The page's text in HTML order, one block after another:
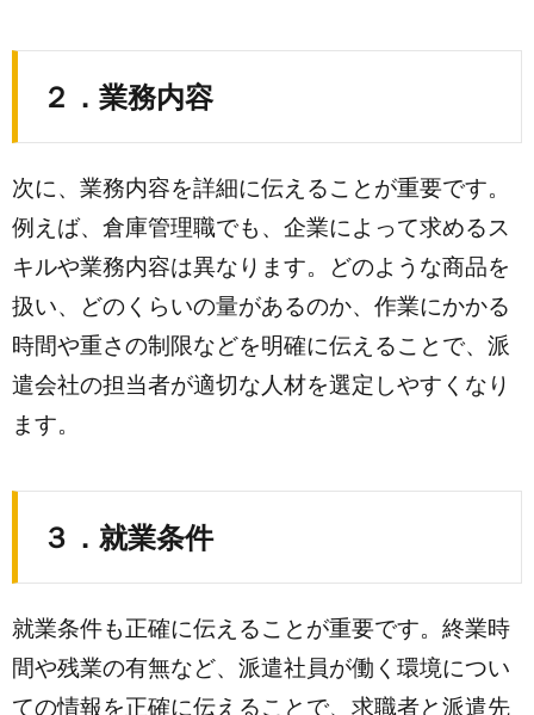
２．業務内容
次に、業務内容を詳細に伝えることが重要です。
例えば、倉庫管理職でも、企業によって求めるス
キルや業務内容は異なります。どのような商品を
扱い、どのくらいの量があるのか、作業にかかる
時間や重さの制限などを明確に伝えることで、派
遣会社の担当者が適切な人材を選定しやすくなり
ます。
３．就業条件
就業条件も正確に伝えることが重要です。終業時
間や残業の有無など、派遣社員が働く環境につい
ての情報を正確に伝えることで、求職者と派遣先